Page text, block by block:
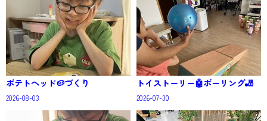
ポテトヘッド🥔づくり
2026-08-03
トイストーリー🤖ボーリング🎳
2026-07-30